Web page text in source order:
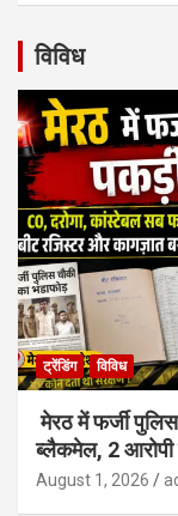
विविध
ट्रेंडिंग विविध
मेरठ में फर्जी
ब्लैकमेल, 2 आरोपी
August 1, 2026